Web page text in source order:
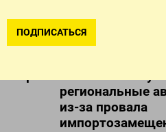
ПОДПИСАТЬСЯ
мир
региональные
из-за провала